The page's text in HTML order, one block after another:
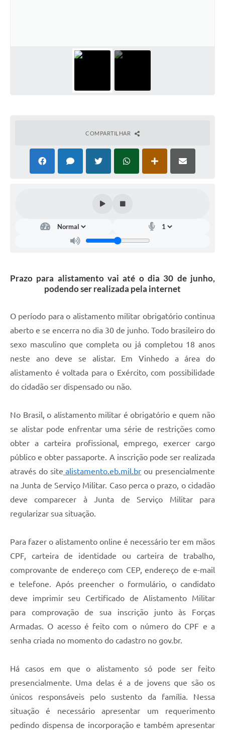
Sistema de Protocolo
Contratos
Carta de Serviços
Contas Públicas
Legislação
Links Úteis
COMPARTILHAR
Prazo para alistamento vai até o dia 30 de junho,
podendo ser realizada pela internet
O período para o alistamento militar obrigatório continua
aberto e se encerra no dia 30 de junho. Todo brasileiro do
sexo masculino que completa ou já completou 18 anos
neste ano deve se alistar. Em Vinhedo a área do
alistamento é voltada para o Exército, com possibilidade
do cidadão ser dispensado ou não.
No Brasil, o alistamento militar é obrigatório e quem não
se alistar pode enfrentar uma série de restrições como
obter a carteira profissional, emprego, exercer cargo
público e obter passaporte. A inscrição pode ser realizada
através do site alistamento.eb.mil.br ou presencialmente
na Junta de Serviço Militar. Caso perca o prazo, o cidadão
deve comparecer à Junta de Serviço Militar para
regularizar sua situação.
Para fazer o alistamento online é necessário ter em mãos
CPF, carteira de identidade ou carteira de trabalho,
comprovante de endereço com CEP, endereço de e-mail
e telefone. Após preencher o formulário, o candidato
deve imprimir seu Certificado de Alistamento Militar
para comprovação de sua inscrição junto às Forças
Armadas. O acesso é feito com o número do CPF e a
senha criada no momento do cadastro no gov.br.
Há casos em que o alistamento só pode ser feito
presencialmente. Uma delas é a de jovens que são os
únicos responsáveis pelo sustento da família. Nessa
situação é necessário apresentar um requerimento
pedindo dispensa de incorporação e também apresentar